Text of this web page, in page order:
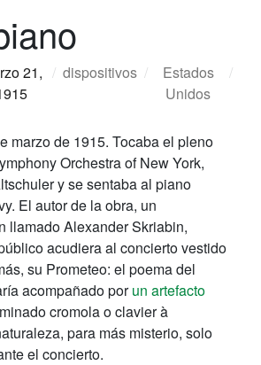
21, / dispositivos /
Estados
Unidos
/
marzo de 1915. Tocaba el pleno
Orchestra of New York,
y se sentaba al piano
El autor de la obra, un
llamado Alexander Skriabin,
acudiera al concierto vestido
su Prometeo: el poema del
acompañado porun artefacto
cromola o clavier à
para más misterio, solo
el concierto.